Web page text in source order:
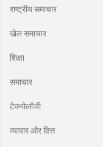
राष्ट्रीय समाचार
खेल समाचार
शिक्षा
समाचार
टेक्नोलॉजी
व्यापार और वित्त